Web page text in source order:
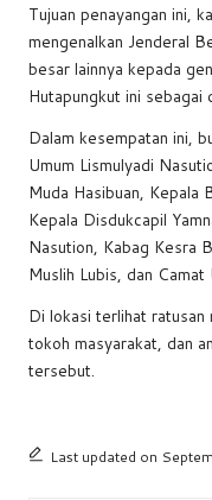
Tujuan penayangan ini,
mengenalkan Jenderal
besar lainnya kepada
Hutapungkut ini sebagai
Dalam kesempatan ini,
Umum Lismulyadi
Muda Hasibuan, Kepala
Kepala Disdukcapil
Nasution, Kabag Kesra
Muslih Lubis, dan
Di lokasi terlihat ratusan
tokoh masyarakat, dan
tersebut.
Last updated on